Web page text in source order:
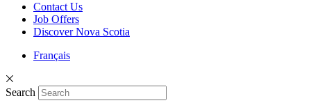
Contact Us
Job Offers
Discover Nova Scotia
Français
Search